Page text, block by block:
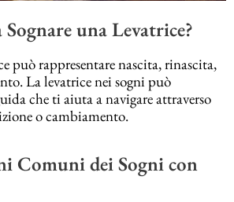
una Levatrice?
può rappresentare nascita, rinascita,
La levatrice nei sogni può
che ti aiuta a navigare attraverso
o cambiamento.
Comuni dei Sogni con